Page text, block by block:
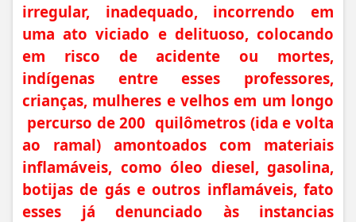
irregular, inadequado, incorrendo em
uma ato viciado e delituoso, colocando
em risco de acidente ou mortes,
indígenas entre esses professores,
crianças, mulheres e velhos em um longo
percurso de 200 quilômetros (ida e volta
ao ramal) amontoados com materiais
inflamáveis, como óleo diesel, gasolina,
botijas de gás e outros inflamáveis, fato
esses já denunciado às instancias